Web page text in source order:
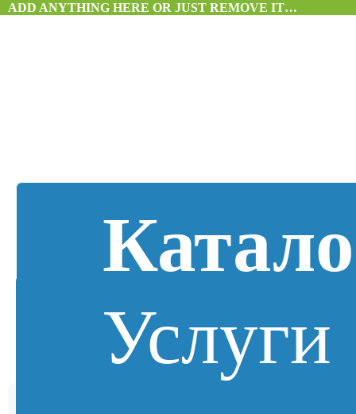
ADD ANYTHING HERE OR JUST REMOVE IT…
Услуги